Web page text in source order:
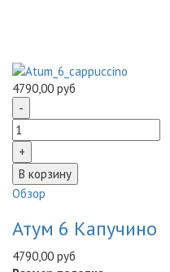
4790,00 руб
Обзор
Атум 6 Капучино
4790,00 руб